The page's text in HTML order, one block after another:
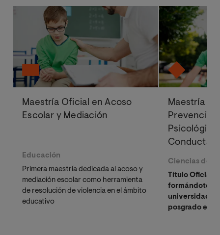
Maestría Oficial en Acoso
Escolar y Mediación
Educación
Primera maestría dedicada al acoso y
mediación escolar como herramienta
de resolución de violencia en el ámbito
educativo
Maestría
Psicológica
Conducta
Ciencias de
Título Oficial
formándote
universidad
posgrado